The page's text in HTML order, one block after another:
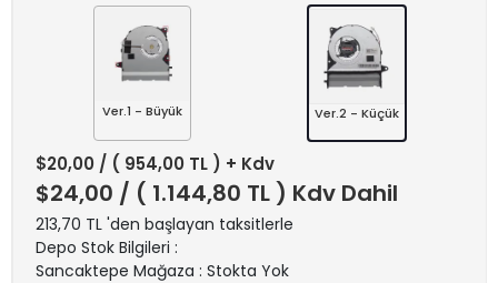
Ver.1 - Büyük Ver.2 - Küçük
$20,00 / ( 954,00 TL ) + Kdv
$24,00 / ( 1.144,80 TL ) Kdv Dahil
213,70 TL 'den başlayan taksitlerle
Depo Stok Bilgileri :
Sancaktepe Mağaza : Stokta Yok